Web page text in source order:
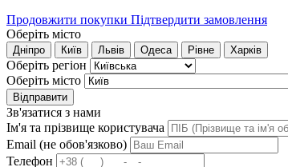
Продовжити покупки Підтвердити замовлення
Оберіть місто
Дніпро Київ Львів Одеса Рівне Харків
Оберіть регіон
Оберіть місто
Відправити
Зв'язатися з нами
Ім'я та прізвище користувача
Email (не обов'язково)
Телефон